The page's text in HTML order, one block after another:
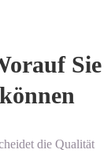
Sie
die Qualität